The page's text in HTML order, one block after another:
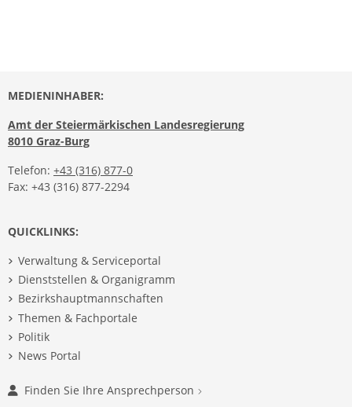
MEDIENINHABER:
Amt der Steiermärkischen Landesregierung
8010 Graz-Burg
Telefon: +43 (316) 877-0
Fax: +43 (316) 877-2294
QUICKLINKS:
Verwaltung & Serviceportal
Dienststellen & Organigramm
Bezirkshauptmannschaften
Themen & Fachportale
Politik
News Portal
Finden Sie Ihre Ansprechperson